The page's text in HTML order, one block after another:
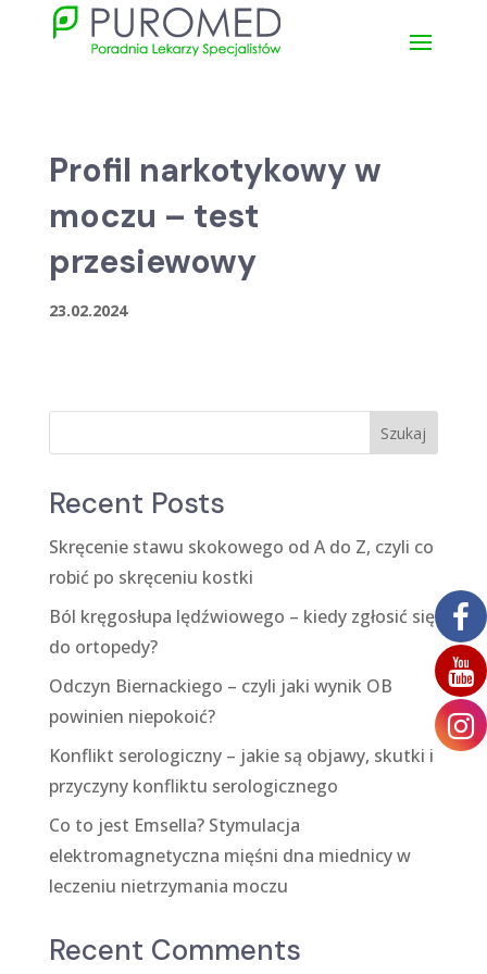
Profil narkotykowy w
moczu – test
przesiewowy
23.02.2024
Szukaj
Recent Posts
Skręcenie stawu skokowego od A do Z, czyli co
robić po skręceniu kostki
Ból kręgosłupa lędźwiowego – kiedy zgłosić się
do ortopedy?
Odczyn Biernackiego – czyli jaki wynik OB
powinien niepokoić?
Konflikt serologiczny – jakie są objawy, skutki i
przyczyny konfliktu serologicznego
Co to jest Emsella? Stymulacja
elektromagnetyczna mięśni dna miednicy w
leczeniu nietrzymania moczu
Recent Comments